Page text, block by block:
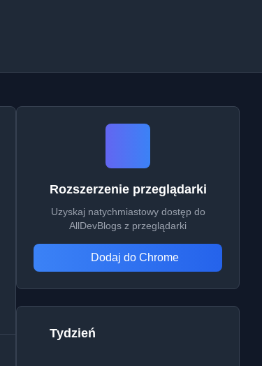
Rozszerzenie przeglądarki
Uzyskaj natychmiastowy dostęp do
AllDevBlogs z przeglądarki
Dodaj do Chrome
Tydzień